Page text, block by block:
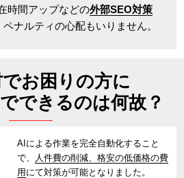
時間アップなどの外部SEO対策
ペナルティの心配もいりません。
お困りの方に
できるのは何故？
AIによる作業を完全自動化すること
で、
人件費の削減、格安の低価格の費
用 にて対策が可能となりました。